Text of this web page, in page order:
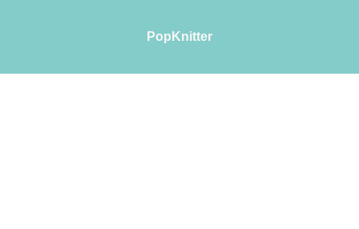
PopKnitter